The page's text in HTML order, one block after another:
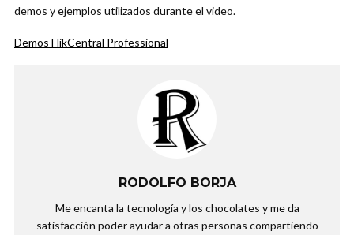
demos y ejemplos utilizados durante el video.
Demos HikCentral Professional
RODOLFO BORJA
Me encanta la tecnología y los chocolates y me da
satisfacción poder ayudar a otras personas compartiendo